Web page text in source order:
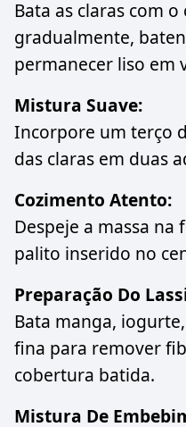
Bata as claras com
gradualmente,
permanecer liso em
Mistura Suave:
Incorpore um terço
das claras em duas
Cozimento Atento:
Despeje a massa
palito inserido no
Preparação Do
Bata manga,
fina para remover
cobertura batida.
Mistura De